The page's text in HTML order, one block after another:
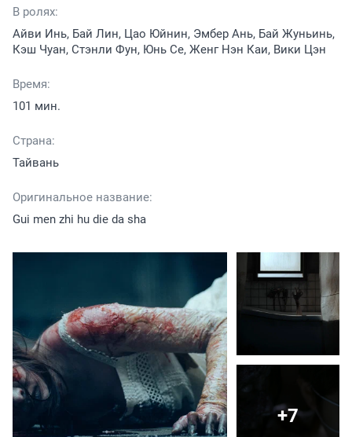
В ролях:
Айви Инь, Бай Лин, Цао Юйнин, Эмбер Ань, Бай Жуньинь,
Кэш Чуан, Стэнли Фун, Юнь Се, Женг Нэн Каи, Вики Цэн
Время:
101 мин.
Страна:
Тайвань
Оригинальное название:
Gui men zhi hu die da sha
+7